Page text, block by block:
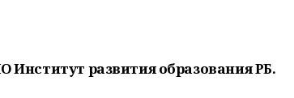
развития образования РБ.